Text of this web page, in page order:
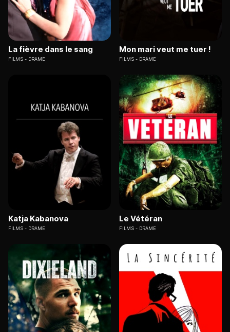
La fièvre dans le sang
FILMS DRAME
Mon mari veut me tuer !
FILMS DRAME
Katja Kabanova
FILMS DRAME
Le Vétéran
FILMS DRAME